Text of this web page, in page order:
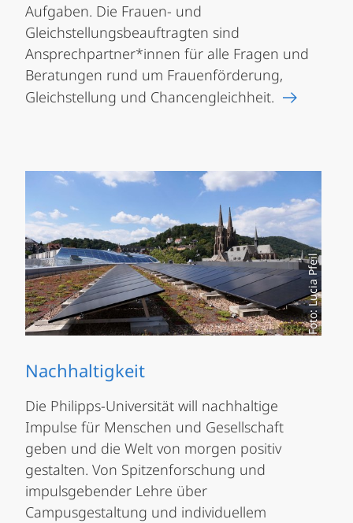
Aufgaben. Die Frauen- und
Gleichstellungsbeauftragten sind
Ansprechpartner*innen für alle Fragen und
Beratungen rund um Frauenförderung,
Gleichstellung und Chancengleichheit.
Foto: Lucia Pfeil
Nachhaltigkeit
Die Philipps-Universität will nachhaltige
Impulse für Menschen und Gesellschaft
geben und die Welt von morgen positiv
gestalten. Von Spitzenforschung und
impulsgebender Lehre über
Campusgestaltung und individuellem